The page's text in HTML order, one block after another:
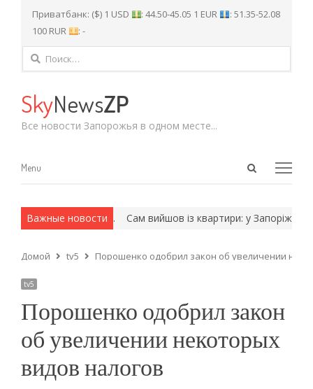
Приватбанк: ($) 1 USD : 44.50-45.05 1 EUR
: 51.35-52.08
100 RUR
: -
Найти:
SkyNewsZP
Все новости Запорожья в одном месте...
Open
Menu
Menu
Важные новости
и армейские методы. Сам вийшов із квартири: у Запоріжжі
Домой tv5 Порошенко одобрил закон об увеличении
tv5
Порошенко одобрил закон
об увеличении некоторых
видов налогов